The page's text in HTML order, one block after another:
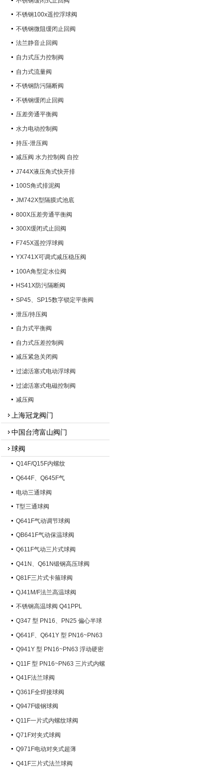
不锈钢100x遥控浮球阀
不锈钢微阻缓闭止回阀
法兰静音止回阀
自力式压力控制阀
自力式流量阀
不锈钢防污隔断阀
不锈钢缓闭止回阀
压差旁通平衡阀
水力电动控制阀
持压-泄压阀
减压阀 水力控制阀 自控
J744X液压角式快开排
100S角式排泥阀
JM742X型隔膜式池底
800X压差旁通平衡阀
300X缓闭式止回阀
F745X遥控浮球阀
YX741X可调式减压稳压阀
100A角型定水位阀
HS41X防污隔断阀
SP45、SP15数字锁定平衡阀
泄压/持压阀
自力式平衡阀
自力式压差控制阀
减压紧急关闭阀
过滤活塞式电动浮球阀
过滤活塞式电磁控制阀
减压阀
上海冠龙阀门
中国台湾富山阀门
球阀
Q14F/Q15F内螺纹
Q644F、Q645F气
电动三通球阀
T型三通球阀
Q641F气动调节球阀
QB641F气动保温球阀
Q611F气动三片式球阀
Q41N、Q61N锻钢高压球阀
Q81F三片式卡箍球阀
QJ41M/F法兰高温球阀
不锈钢高温球阀 Q41PPL
Q347 型 PN16、PN25 偏心半球
阀Q641F、Q641Y 型 PN16~PN63
气动球阀
Q941Y 型 PN16~PN63 浮动硬密
封电动球阀
Q11F 型 PN16~PN63 三片式内螺
纹球阀
Q41F法兰球阀
Q361F全焊接球阀
Q947F锻钢球阀
Q11F一片式内螺纹球阀
Q71F对夹式球阀
Q971F电动对夹式超薄
Q41F三片式法兰球阀